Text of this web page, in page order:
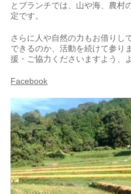
とブランチでは、山や海、農村
定です。
さらに人や自然の力もお借りし
できるのか、活動を続けて参り
援・ご協力くださいますよう、
Facebook